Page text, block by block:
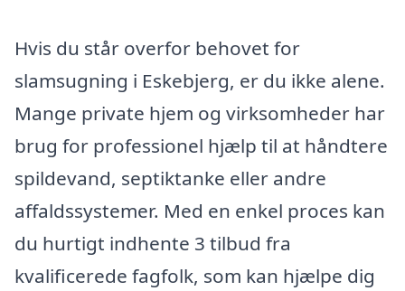
Hvis du står overfor behovet for
slamsugning i Eskebjerg, er du ikke alene.
Mange private hjem og virksomheder har
brug for professionel hjælp til at håndtere
spildevand, septiktanke eller andre
affaldssystemer. Med en enkel proces kan
du hurtigt indhente 3 tilbud fra
kvalificerede fagfolk, som kan hjælpe dig